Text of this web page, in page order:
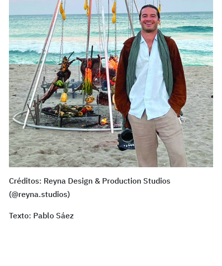
Créditos: Reyna Design & Production Studios
(@reyna.studios)
Texto: Pablo Sáez